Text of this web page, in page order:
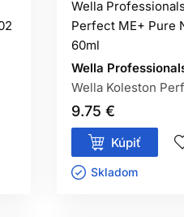
náhradou
a teplý podtón odhalený pri
alebo oslabených vlasoch
Wella
Perfect ME+ Pure
60ml
Wella
Wella Koleston
9.75 €
Kúpiť
Skladom ㅤ